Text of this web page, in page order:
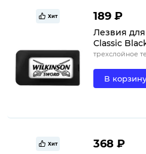
Хит 189 ₽
Лезвия
Classic
трехслойное
В корзину
Хит 368 ₽